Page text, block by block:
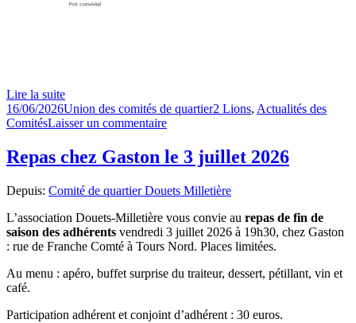
Lire la suite
Publié
le
16/06/2026Auteur
Union des comités de quartierCatégories
2 Lions, Actualités des
ComitésLaisser un commentairesur
de
Tours
mercredi
juin
Repas chez Gaston le 3 juillet 2026
Depuis: Comité de quartier Douets Milletière
L’association Douets-Milletière vous convie au repas de fin de
saison des adhérents vendredi 3 juillet 2026 à 19h30, chez Gaston
: rue de Franche Comté à Tours Nord. Places limitées.
Au menu : apéro, buffet surprise du traiteur, dessert, pétillant, vin et
café.
Participation adhérent et conjoint d’adhérent : 30 euros.